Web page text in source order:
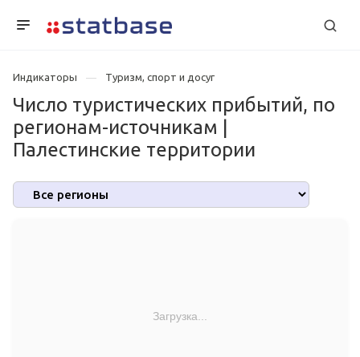
Индикаторы Туризм, спорт и досуг
Число туристических прибытий, по
регионам-источникам |
Палестинские территории
Загрузка...